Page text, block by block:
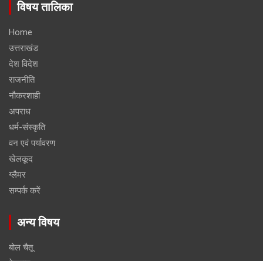
विषय तालिका
Home
उत्तराखंड
देश विदेश
राजनीति
नौकरशाही
अपराध
धर्म-संस्कृति
वन एवं पर्यावरण
खेलकूद
ग्लैमर
सम्पर्क करें
अन्य विषय
बोल चैतू